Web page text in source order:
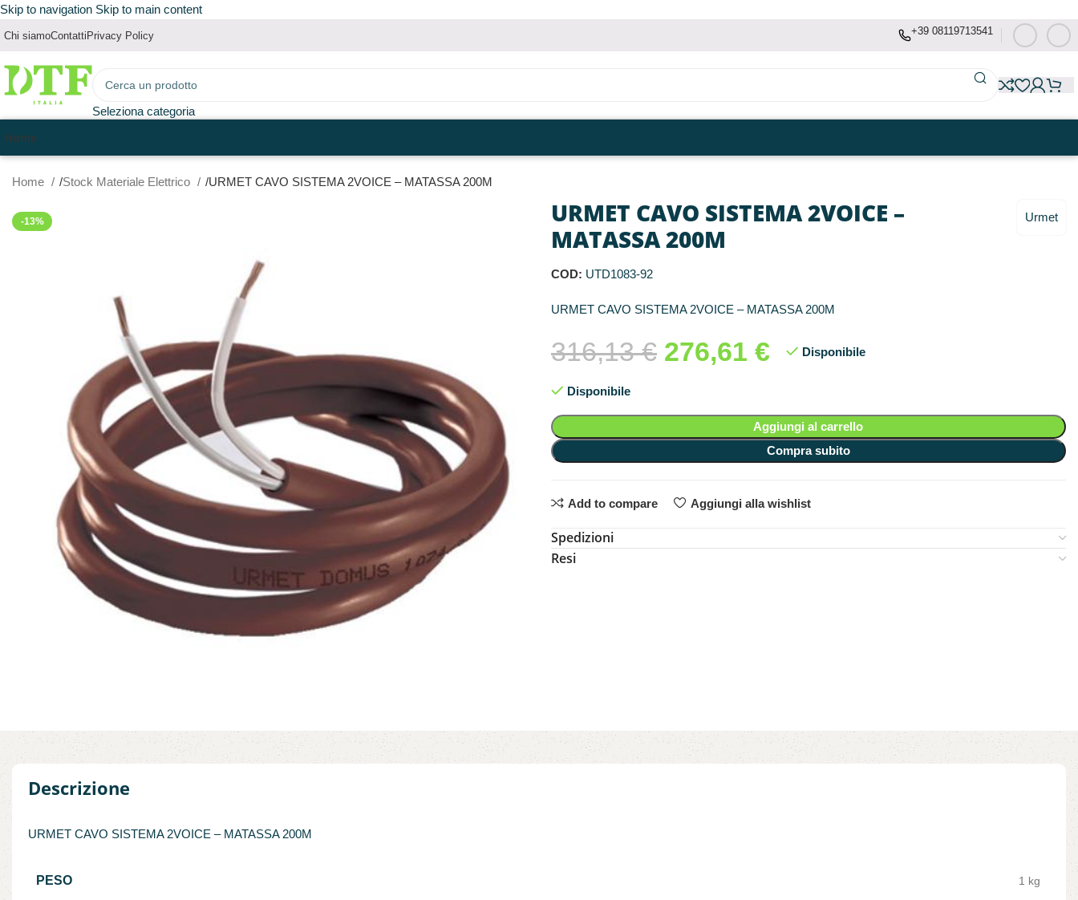
Skip to navigation Skip to main content
Chi siamoContattiPrivacy Policy +39 08119713541
Seleziona categoria
Home
Home Stock Materiale Elettrico URMET CAVO SISTEMA 2VOICE – MATASSA 200M
-13%
URMET CAVO SISTEMA 2VOICE –
MATASSA 200M
Urmet
COD: UTD1083-92
URMET CAVO SISTEMA 2VOICE – MATASSA 200M
316,13€ 276,61 € Disponibile
Disponibile
Aggiungi al carrello
Compra subito
Add to compare Aggiungi alla wishlist
Spedizioni
Resi
Descrizione
URMET CAVO SISTEMA 2VOICE – MATASSA 200M
PESO 1 kg